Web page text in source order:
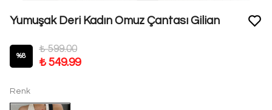
Yumuşak Deri Kadın Omuz Çantası Gilian
%8
₺ 599.00
₺ 549.99
Renk